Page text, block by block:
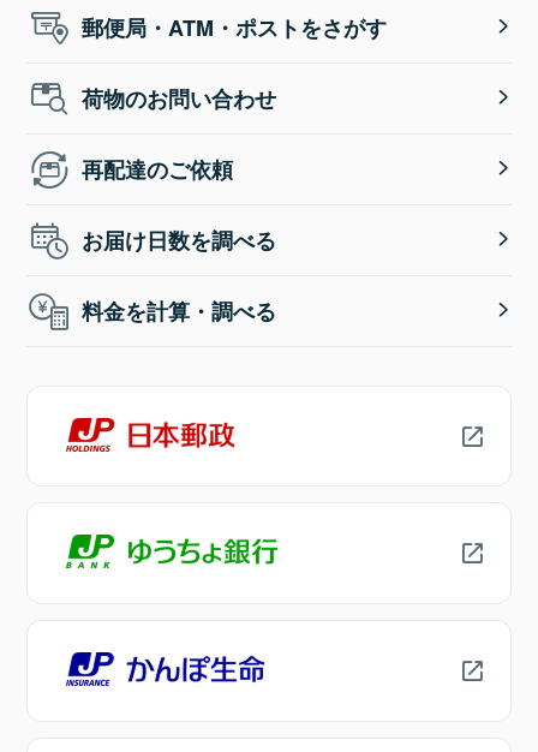
郵便局・ATM・ポストをさがす
荷物のお問い合わせ
再配達のご依頼
お届け日数を調べる
料金を計算・調べる